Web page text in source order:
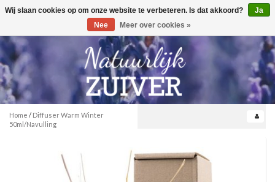
Toggle
0
Home / Diffuser Warm Winter
50ml/Navulling
Wij slaan cookies op om onze website te verbeteren. Is dat akkoord?
Ja
Nee
Meer over cookies »